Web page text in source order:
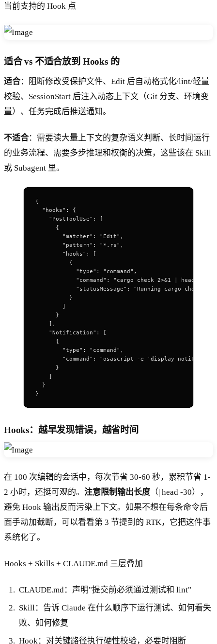
当前支持的 Hook 点
适合 vs 不适合放到 Hooks 的
适合：阻断修改受保护文件、Edit 后自动格式化/lint/轻量
校验、SessionStart 后注入动态上下文（Git 分支、环境变
量）、任务完成后推送通知。
不适合：需要读大量上下文的复杂语义判断、长时间运行
的业务流程、需要多步推理和权衡的决策，这些该在 Skill
或 Subagent 里。
{
  "hooks"
: {
    "PostToolUse"
: [
      {
        "matcher"
: "Edit" ,
        "pattern"
: "*.rs" ,
        "hooks"
: [
          {
            "type"
: "command" ,
            "command"
: "cargo check 2>&1 | head -30"
            "statusMessage"
: "Running cargo check..."
          }
        ]
      }
    ],
    "Notification"
: [
      {
        "type"
: "command" ,
        "command"
: "osascript -e 'display
      }
    ]
  }
}
Hooks：越早发现错误，越省时间
在 100 次编辑的会话中，每次节省 30-60 秒，累积节省 1-
2 小时，还挺可观的。 注意限制输出长度 （| head -30），
避免 Hook 输出反而污染上下文。如果不想在每条命令后
面手动加截断，可以看看第 3 节提到的 RTK，它把这件事
系统化了。
Hooks + Skills + CLAUDE.md 三层叠加
CLAUDE.md：声明"提交前必须通过测试和 lint"
Skill：告诉 Claude 在什么顺序下运行测试、如何看失
败、如何修复
Hook：对关键路径执行硬性校验，必要时阻断